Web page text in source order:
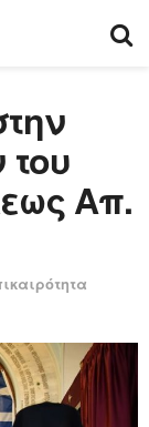
του
Απ.